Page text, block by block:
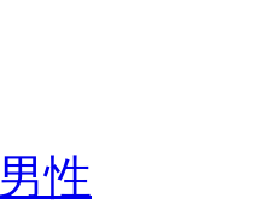
男性